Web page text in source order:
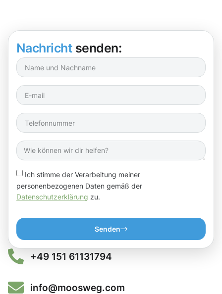
Nachricht senden:
Ich stimme der Verarbeitung meiner
personenbezogenen Daten gemäß der
Datenschutzerklärung zu.
Senden
+49 151 61131794
info@moosweg.com